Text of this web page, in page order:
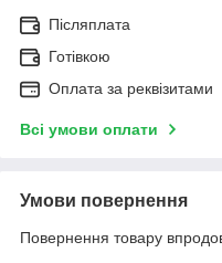
Післяплата
Готівкою
Оплата за реквізитами
Всі умови оплати
Умови повернення
Повернення товару